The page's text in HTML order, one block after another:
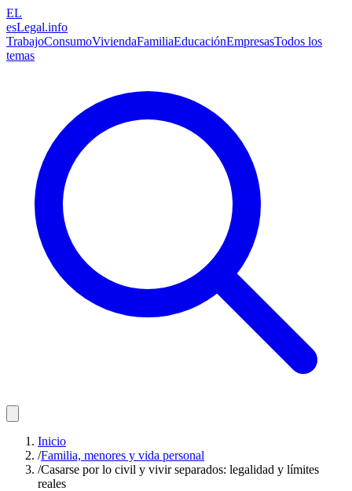
EL
esLegal.info
TrabajoConsumoViviendaFamiliaEducaciónEmpresasTodos los
temas
Inicio
/Familia, menores y vida personal
/Casarse por lo civil y vivir separados: legalidad y límites
reales